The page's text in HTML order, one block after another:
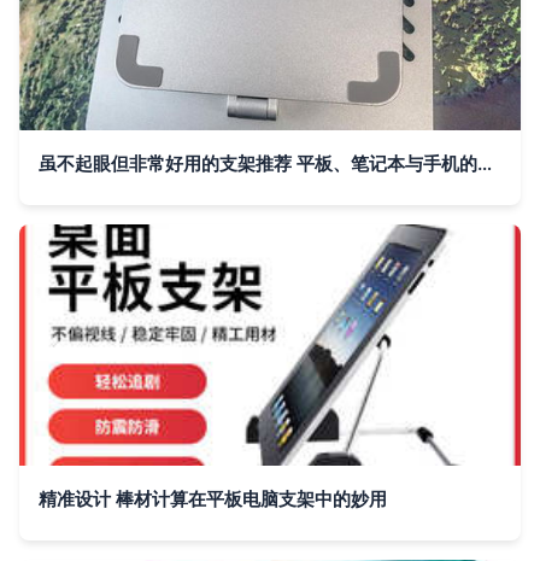
虽不起眼但非常好用的支架推荐 平板、笔记本与手机的最佳伴侣
精准设计 棒材计算在平板电脑支架中的妙用